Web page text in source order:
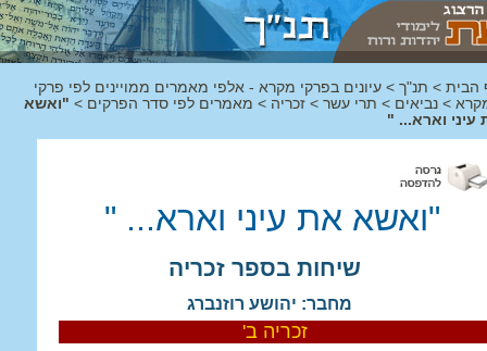
הבית > תנ"ך > עיונים בפרקי מקרא - אלפי מאמרים ממויינים לפי פרקי
> נביאים > תרי עשר > זכריה > מאמרים לפי סדר הפרקים > "ואשא
עיני וארא... "
"ואשא את עיני וארא... "
שיחות בספר זכריה
מחבר: יהושע רוזנברג
זכריה ב'